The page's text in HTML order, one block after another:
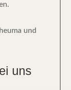
und
uns